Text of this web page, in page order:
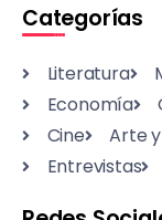
Categorías
Literatura
Economía
Cine
Arte
Entrevistas